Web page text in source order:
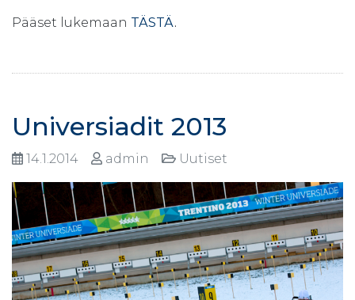
Pääset lukemaan TÄSTÄ.
Universiadit 2013
14.1.2014 admin Uutiset